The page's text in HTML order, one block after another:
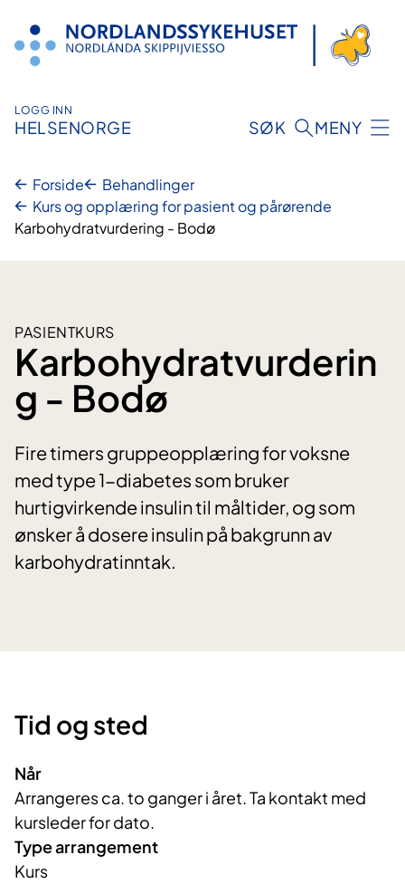
innhold
LOGG INN
HELSENORGE SØK MENY
Forside
Behandlinger
Kurs og opplæring for pasient og pårørende
Karbohydratvurdering - Bodø
PASIENTKURS
Karbohydratvurderin
g - Bodø
Fire timers gruppeopplæring for voksne
med type 1-diabetes som bruker
hurtigvirkende insulin til måltider, og som
ønsker å dosere insulin på bakgrunn av
karbohydratinntak.
Tid og sted
Når
Arrangeres ca. to ganger i året. Ta kontakt med
kursleder for dato.
Type arrangement
Kurs